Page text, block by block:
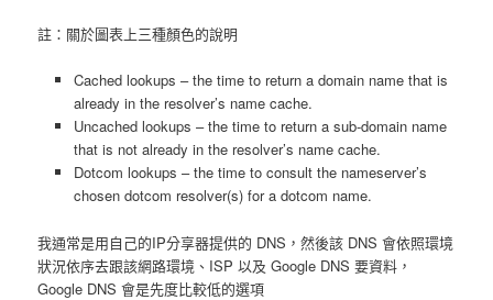
註：關於圖表上三種顏色的說明
Cached lookups – the time to return a domain name that is
already in the resolver’s name cache.
Uncached lookups – the time to return a sub-domain name
that is not already in the resolver’s name cache.
Dotcom lookups – the time to consult the nameserver’s
chosen dotcom resolver(s) for a dotcom name.
我通常是用自己的IP分享器提供的 DNS，然後該 DNS 會依照環境
狀況依序去跟該網路環境、ISP 以及 Google DNS 要資料，
Google DNS 會是先度比較低的選項